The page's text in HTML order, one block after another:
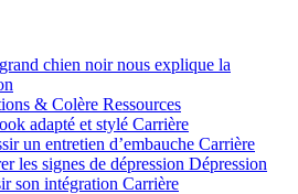
chien noir nous explique la
& Colère Ressources
adapté et stylé Carrière
un entretien d’embauche Carrière
les signes de dépression Dépression
son intégration Carrière